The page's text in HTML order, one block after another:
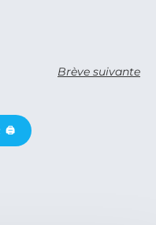
Brève suivante
🖨